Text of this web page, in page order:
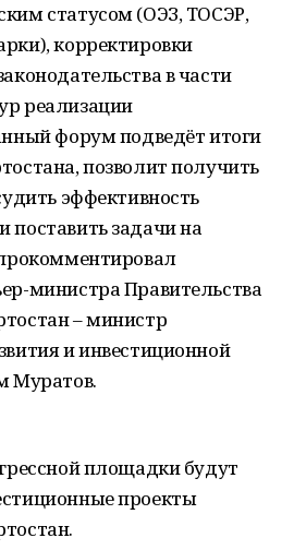
статусом (ОЭЗ, ТОСЭР,
корректировки
в части
реализации
форум подведёт итоги
позволит получить
эффективность
задачи на
министра Правительства
– министр
и инвестиционной
Муратов.
площадки будут
проекты